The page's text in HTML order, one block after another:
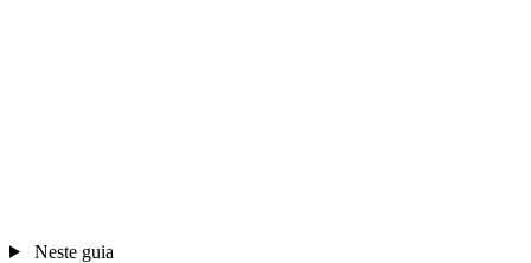
Neste guia